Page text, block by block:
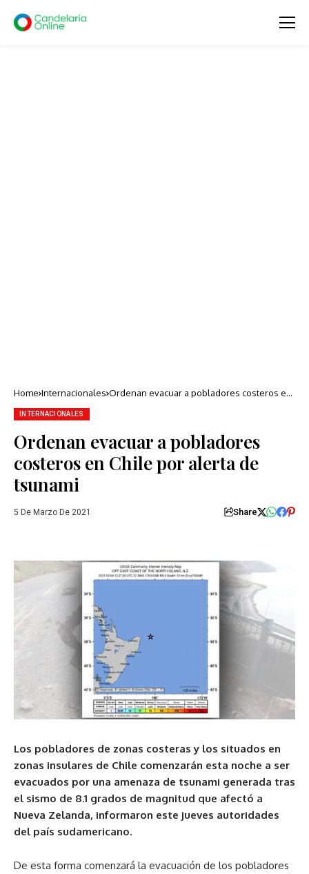
Home Internacionales Ordenan evacuar a pobladores costeros en
INTERNACIONALES
Ordenan evacuar a pobladores
costeros en Chile por alerta de
tsunami
5 De Marzo De 2021 Share
Los pobladores de zonas costeras y los situados en
zonas insulares de Chile comenzarán esta noche a ser
evacuados por una amenaza de tsunami generada tras
el sismo de 8.1 grados de magnitud que afectó a
Nueva Zelanda, informaron este jueves autoridades
del país sudamericano.
De esta forma comenzará la evacuación de los pobladores